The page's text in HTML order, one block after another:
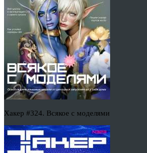
Хакер #324. Всякое с моделями